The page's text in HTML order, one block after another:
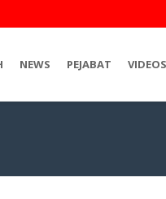
NEWS PEJABAT VIDEOS